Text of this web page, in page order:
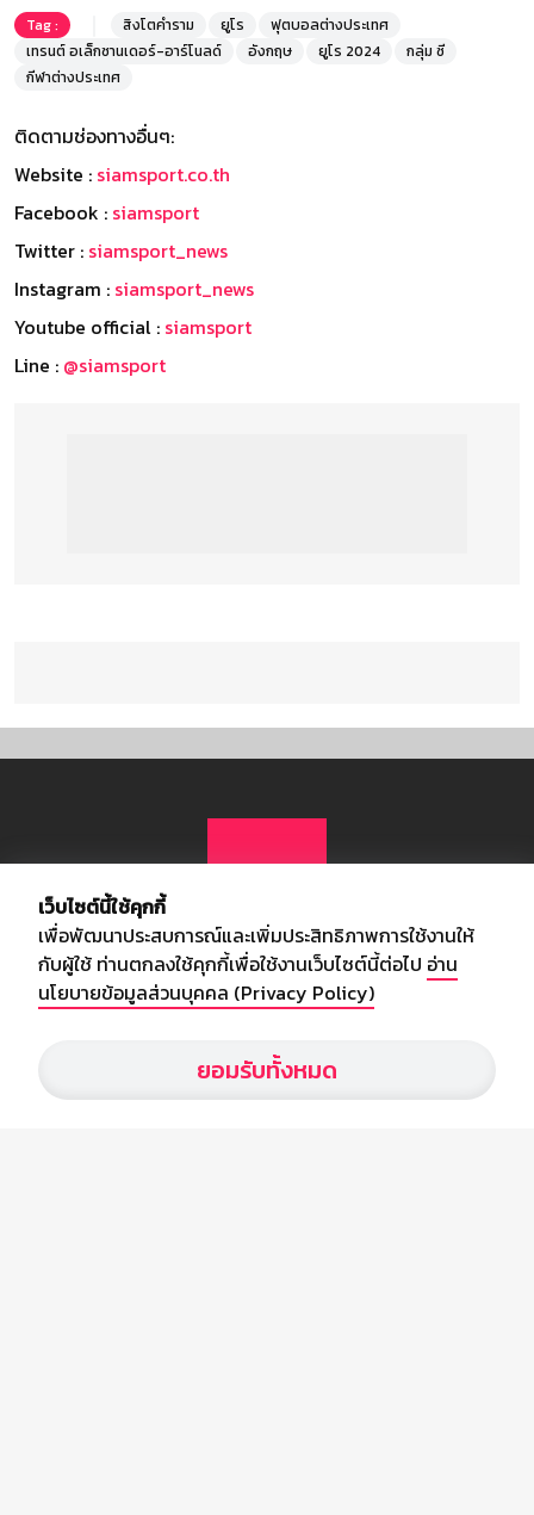
Tag : สิงโตคำราม ยูโร
ฟุตบอลต่างประเทศ
เทรนต์ อเล็กซานเดอร์-อาร์โนลด์
อังกฤษ ยูโร 2024
กลุ่ม ซี
กีฬาต่างประเทศ
ติดตามช่องทางอื่นๆ:
Website : siamsport.co.th
Facebook : siamsport
Twitter : siamsport_news
Instagram : siamsport_news
Youtube official : siamsport
Line : @siamsport
เกี่ยวกับเรา
อัพเดทข่าวสารวงการกีฬา ฟุตบอล ผลบอล ผลฟุตบอลทั่วโลก ฟรีเมียร์
ลีก ไทยลีก ฟุตบอลโลก ยูฟ่าแซมเปี้ยนส์ลีก พร้อมทั้งวิเคราะห์บอล จาก
เว็บไซต์นี้ใช้คุกกี้
เพื่อพัฒนาประสบการณ์และเพิ่มประสิทธิภาพการใช้งานให้
กับผู้ใช้ ท่านตกลงใช้คุกกี้เพื่อใช้งานเว็บไซต์นี้ต่อไป อ่าน
นโยบายข้อมูลส่วนบุคคล (Privacy Policy)
ยอมรับทั้งหมด